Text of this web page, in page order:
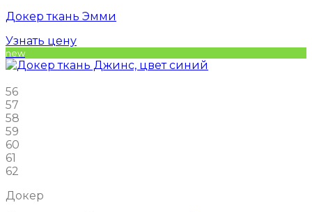
Докер ткань Эмми
Узнать цену
new
56
57
58
59
60
61
62
Докер